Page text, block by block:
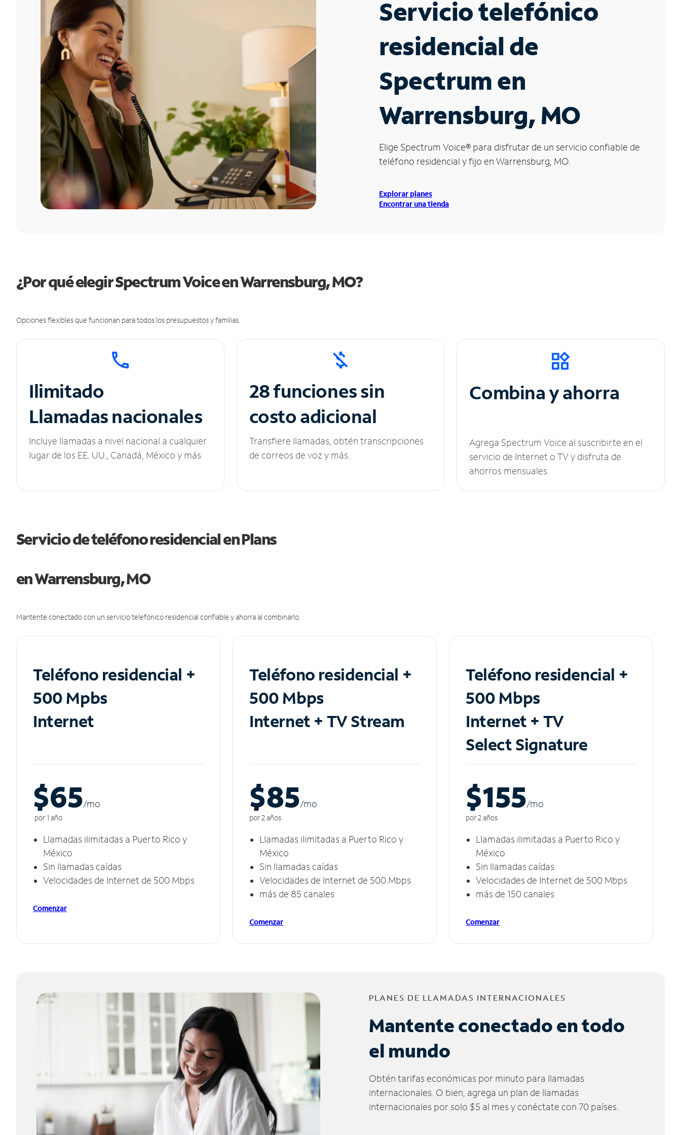
Servicio telefónico
residencial de
Spectrum en
Warrensburg, MO
Elige Spectrum Voice® para disfrutar de un servicio confiable de
teléfono residencial y fijo en Warrensburg, MO.
Explorar planes
Encontrar una tienda
¿Por qué elegir Spectrum Voice en Warrensburg, MO?
Opciones flexibles que funcionan para todos los presupuestos y familias.
Ilimitado
Llamadas nacionales
Incluye llamadas a nivel nacional a cualquier
lugar de los EE. UU., Canadá, México y más.
28 funciones sin
costo adicional
Transfiere llamadas, obtén transcripciones
de correos de voz y más.
Combina y ahorra
Agrega Spectrum Voice al suscribirte en el
servicio de Internet o TV y disfruta de
ahorros mensuales.
Servicio de teléfono residencial en Plans
en Warrensburg, MO
Mantente conectado con un servicio telefónico residencial confiable y ahorra al combinarlo.
Teléfono residencial +
500 Mpbs
Internet
$65/mo
por 1 año
Llamadas ilimitadas a Puerto Rico y
México
Sin llamadas caídas
Velocidades de Internet de 500 Mbps
Comenzar
Teléfono residencial +
500 Mbps
Internet + TV Stream
$85/mo
por 2 años
Llamadas ilimitadas a Puerto Rico y
México
Sin llamadas caídas
Velocidades de Internet de 500 Mbps
más de 85 canales
Comenzar
Teléfono residencial +
500 Mbps
Internet + TV
Select Signature
$155/mo
por 2 años
Llamadas ilimitadas a Puerto Rico y
México
Sin llamadas caídas
Velocidades de Internet de 500 Mbps
más de 150 canales
Comenzar
PLANES DE LLAMADAS INTERNACIONALES
Mantente conectado en todo
el mundo
Obtén tarifas económicas por minuto para llamadas
internacionales. O bien, agrega un plan de llamadas
internacionales por solo $5 al mes y conéctate con 70 países.